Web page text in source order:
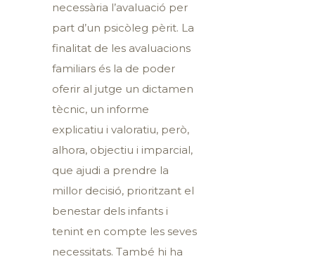
necessària l’avaluació per
part d’un psicòleg pèrit. La
finalitat de les avaluacions
familiars és la de poder
oferir al jutge un dictamen
tècnic, un informe
explicatiu i valoratiu, però,
alhora, objectiu i imparcial,
que ajudi a prendre la
millor decisió, prioritzant el
benestar dels infants i
tenint en compte les seves
necessitats. També hi ha